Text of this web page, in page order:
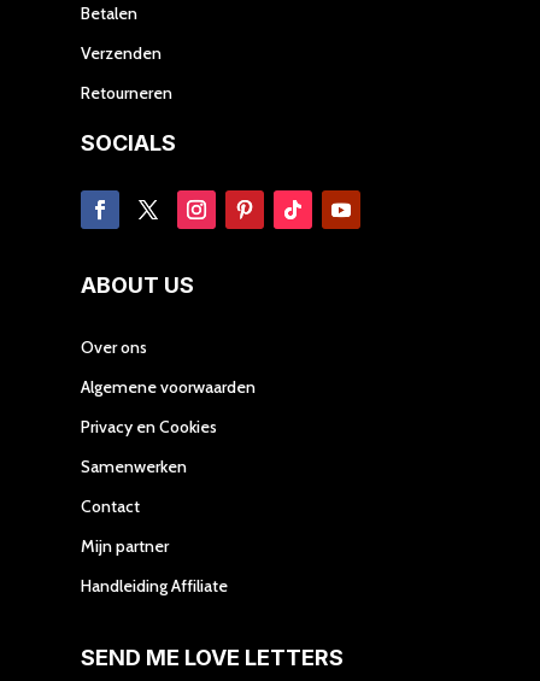
Betalen
Verzenden
Retourneren
SOCIALS
ABOUT US
Over ons
Algemene voorwaarden
Privacy en Cookies
Samenwerken
Contact
Mijn partner
Handleiding Affiliate
SEND ME LOVE LETTERS